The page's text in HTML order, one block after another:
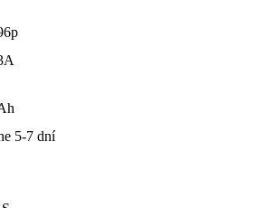
5-7 dní